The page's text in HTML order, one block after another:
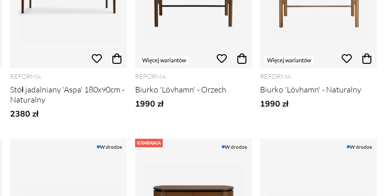
REFORMA
Stół jadalniany 'Aspa' 180x90cm -
Naturalny
2380 zł
Więcej wariantów
REFORMA
Biurko 'Lövhamn' - Orzech
1990 zł
Więcej wariantów
REFORMA
Biurko 'Lövhamn' - Naturalny
1990 zł
W drodze
KAMPANIA
W drodze W drodze